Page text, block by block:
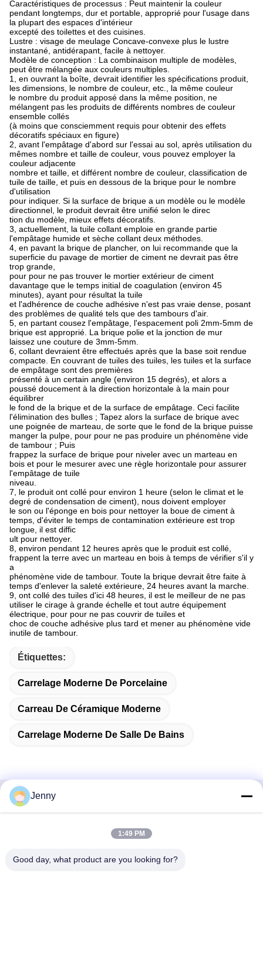
Caractéristiques de processus : Peut maintenir la couleur
pendant longtemps, dur et portable, approprié pour l'usage dans
la plupart des espaces d'intérieur
excepté des toilettes et des cuisines.
Lustre : visage de meulage Concave-convexe plus le lustre
instantané, antidérapant, facile à nettoyer.
Modèle de conception : La combinaison multiple de modèles,
peut être mélangée aux couleurs multiples.
1, en ouvrant la boîte, devrait identifier les spécifications produit,
les dimensions, le nombre de couleur, etc., la même couleur
le nombre du produit apposé dans la même position, ne
mélangent pas les produits de différents nombres de couleur
ensemble collés
(à moins que consciemment requis pour obtenir des effets
décoratifs spéciaux en figure)
2, avant l'empâtage d'abord sur l'essai au sol, après utilisation du
mêmes nombre et taille de couleur, vous pouvez employer la
couleur adjacente
nombre et taille, et différent nombre de couleur, classification de
tuile de taille, et puis en dessous de la brique pour le nombre
d'utilisation
pour indiquer. Si la surface de brique a un modèle ou le modèle
directionnel, le produit devrait être unifié selon le direc
tion du modèle, mieux effets décoratifs.
3, actuellement, la tuile collant emploie en grande partie
l'empâtage humide et sèche collant deux méthodes.
4, en pavant la brique de plancher, on lui recommande que la
superficie du pavage de mortier de ciment ne devrait pas être
trop grande,
pour pour ne pas trouver le mortier extérieur de ciment
davantage que le temps initial de coagulation (environ 45
minutes), ayant pour résultat la tuile
et l'adhérence de couche adhésive n'est pas vraie dense, posant
des problèmes de qualité tels que des tambours d'air.
5, en partant cousez l'empâtage, l'espacement poli 2mm-5mm de
brique est approprié. La brique polie et la jonction de mur
laissez une couture de 3mm-5mm.
6, collant devraient être effectués après que la base soit rendue
compacte. En couvrant de tuiles des tuiles, les tuiles et la surface
de empâtage sont des premières
présenté à un certain angle (environ 15 degrés), et alors a
poussé doucement à la direction horizontale à la main pour
équilibrer
le fond de la brique et de la surface de empâtage. Ceci facilite
l'élimination des bulles ; Tapez alors la surface de brique avec
une poignée de marteau, de sorte que le fond de la brique puisse
manger la pulpe, pour pour ne pas produire un phénomène vide
de tambour ; Puis
frappez la surface de brique pour niveler avec un marteau en
bois et pour le mesurer avec une règle horizontale pour assurer
l'empâtage de tuile
niveau.
7, le produit ont collé pour environ 1 heure (selon le climat et le
degré de condensation de ciment), nous doivent employer
le son ou l'éponge en bois pour nettoyer la boue de ciment à
temps, d'éviter le temps de contamination extérieure est trop
longue, il est diffic
ult pour nettoyer.
8, environ pendant 12 heures après que le produit est collé,
frappent la terre avec un marteau en bois à temps de vérifier s'il y
a
phénomène vide de tambour. Toute la brique devrait être faite à
temps d'enlever la saleté extérieure, 24 heures avant la marche.
9, ont collé des tuiles d'ici 48 heures, il est le meilleur de ne pas
utiliser le cirage à grande échelle et tout autre équipement
électrique, pour pour ne pas couvrir de tuiles et
choc de couche adhésive plus tard et mener au phénomène vide
inutile de tambour.
Étiquettes:
Carrelage Moderne De Porcelaine
Carreau De Céramique Moderne
Carrelage Moderne De Salle De Bains
Contactez rapidement
Mall, rue Wugang, région de Chancheng, ville de Foshan,
Jenny
1:49 PM
Good day, what product are you looking for?